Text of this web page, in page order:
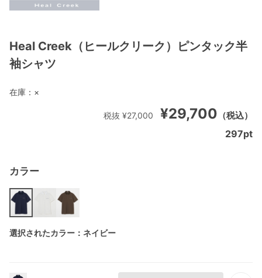
Heal Creek（ヒールクリーク）ピンタック半
袖シャツ
¥29,700 （税込）
税抜 ¥27,000
カラー
選択されたカラー：ネイビー
在庫： ×
297pt